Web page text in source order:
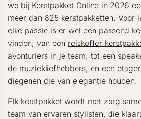
we bij Kerstpakket Online in 2026
meer dan 825 kerstpakketten. Voor
elke passie is er wel een passend
vinden, van een reiskoffer
avonturiers in je team, tot een
de muziekliefhebbers, en een
diegenen die van elegantie houden.
Elk kerstpakket wordt met zorg
team van ervaren stylisten, die